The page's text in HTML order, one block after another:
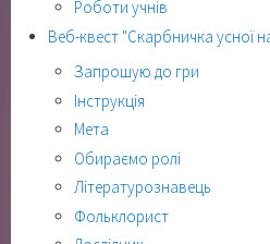
Роботи учнів
Веб-квест "Скарбничка усної
Запрошую до гри
Інструкція
Мета
Обираємо ролі
Літературознавець
Фольклорист